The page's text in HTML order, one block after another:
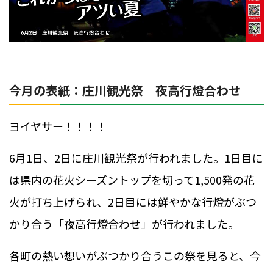
今月の表紙： 庄川観光祭 夜高行燈合わせ
ヨイヤサー！！！！
6月1日、2日に庄川観光祭が行われました。1日目に
は県内の花火シーズントップを切って1,500発の花
火が打ち上げられ、2日目には鮮やかな行燈がぶつ
かり合う「夜高行燈合わせ」が行われました。
各町の熱い想いがぶつかり合うこの祭を見ると、今